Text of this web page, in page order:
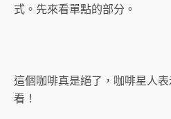
式。先來看單點的部分。
這個咖啡真是絕了，咖啡星人
看！